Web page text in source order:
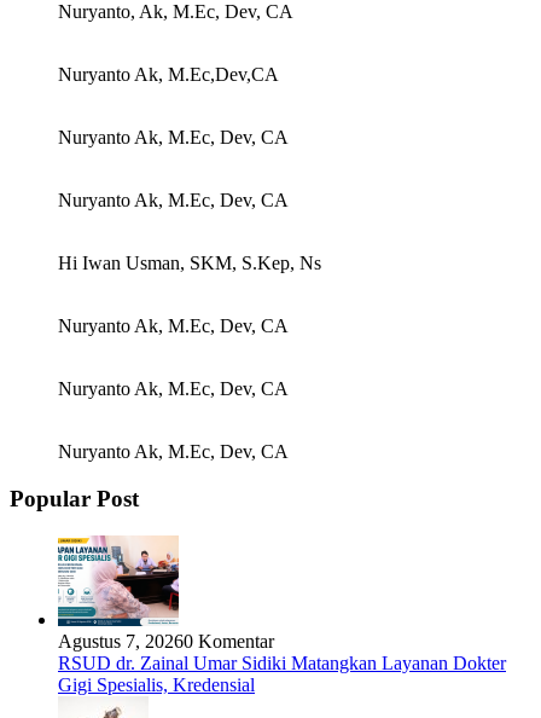
Nuryanto, Ak, M.Ec, Dev, CA
Nuryanto Ak, M.Ec,Dev,CA
Nuryanto Ak, M.Ec, Dev, CA
Nuryanto Ak, M.Ec, Dev, CA
Hi Iwan Usman, SKM, S.Kep, Ns
Nuryanto Ak, M.Ec, Dev, CA
Nuryanto Ak, M.Ec, Dev, CA
Nuryanto Ak, M.Ec, Dev, CA
Popular Post
Agustus 7, 20260 Komentar
RSUD dr. Zainal Umar Sidiki Matangkan Layanan Dokter
Gigi Spesialis, Kredensial